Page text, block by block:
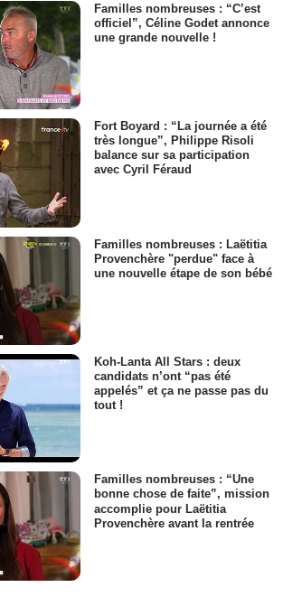
Familles nombreuses : “C’est
officiel”, Céline Godet annonce
une grande nouvelle !
Fort Boyard : “La journée a été
très longue”, Philippe Risoli
balance sur sa participation
avec Cyril Féraud
Familles nombreuses : Laëtitia
Provenchère "perdue" face à
une nouvelle étape de son bébé
Koh-Lanta All Stars : deux
candidats n’ont “pas été
appelés” et ça ne passe pas du
tout !
Familles nombreuses : “Une
bonne chose de faite”, mission
accomplie pour Laëtitia
Provenchère avant la rentrée